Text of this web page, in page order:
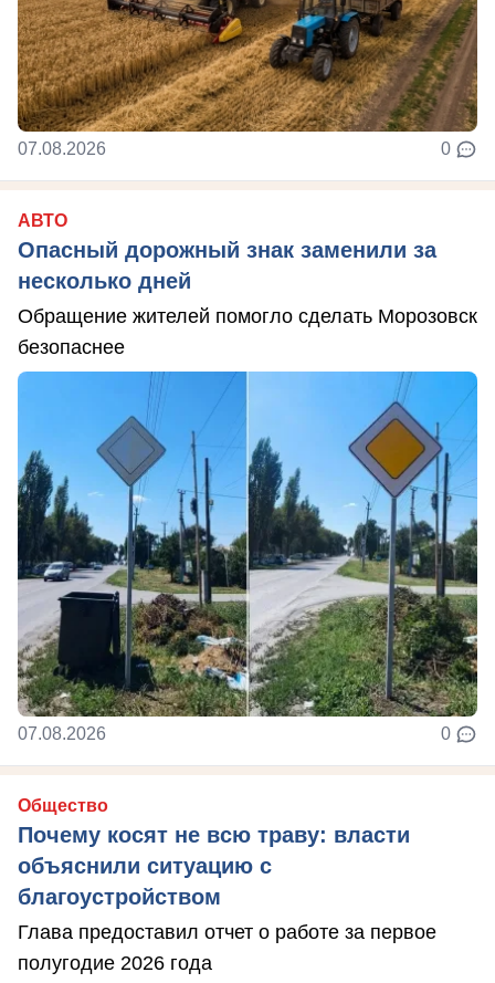
07.08.2026 0
АВТО
Опасный дорожный знак заменили за
несколько дней
Обращение жителей помогло сделать Морозовск
безопаснее
07.08.2026 0
Общество
Почему косят не всю траву: власти
объяснили ситуацию с
благоустройством
Глава предоставил отчет о работе за первое
полугодие 2026 года